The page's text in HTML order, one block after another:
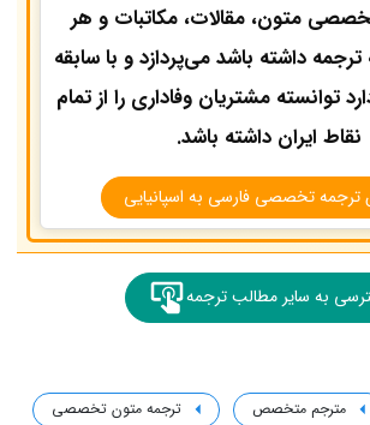
متون، مقالات، مکاتبات و هر
ترجمه داشته باشد می‌پردازد و با سابقه
توانسته مشتریان وفاداری را از تمام
نقاط ایران داشته باشد.
تخصصی فارسی به اسپانیایی
به سایر مطالب ترجمه
مترجم متخصص ترجمه متون تخصصی